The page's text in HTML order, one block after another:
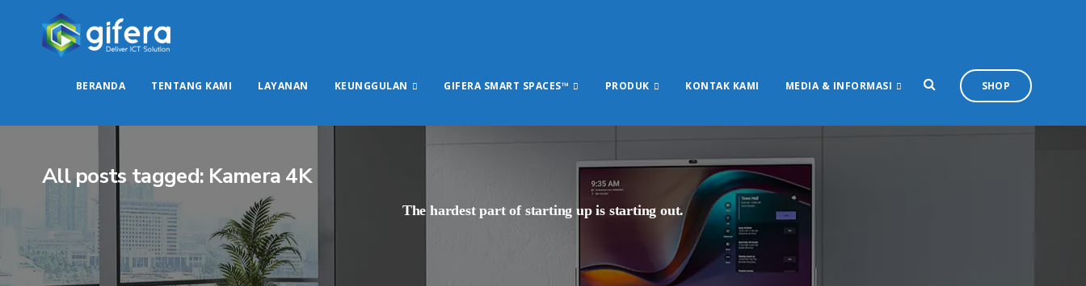
BERANDA TENTANG KAMI LAYANAN KEUNGGULAN GIFERA SMART SPACES™ PRODUK KONTAK KAMI MEDIA & INFORMASI SHOP
All posts tagged: Kamera 4K
The hardest part of starting up is starting out.